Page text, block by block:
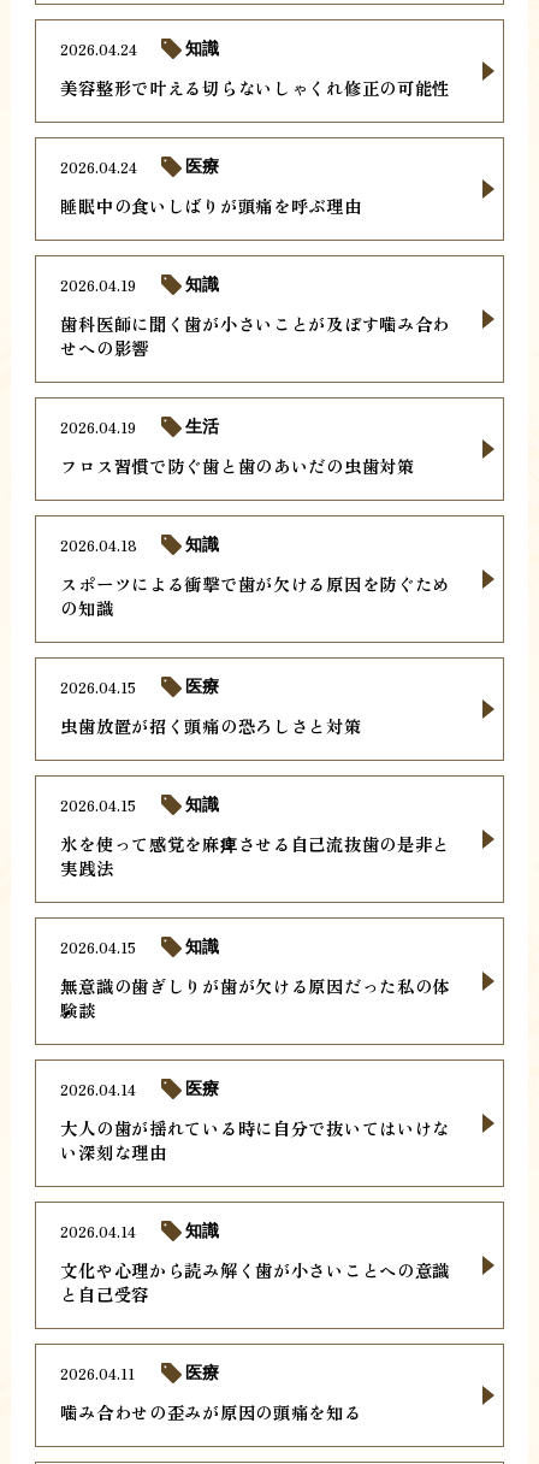
美容整形で叶える切らないしゃくれ修正の可能性
2026.04.24 知識
睡眠中の食いしばりが頭痛を呼ぶ理由
2026.04.24 医療
歯科医師に聞く歯が小さいことが及ぼす噛み合わ
せへの影響
2026.04.19 知識
フロス習慣で防ぐ歯と歯のあいだの虫歯対策
2026.04.19 生活
スポーツによる衝撃で歯が欠ける原因を防ぐため
の知識
2026.04.18 知識
虫歯放置が招く頭痛の恐ろしさと対策
2026.04.15 医療
氷を使って感覚を麻痺させる自己流抜歯の是非と
実践法
2026.04.15 知識
無意識の歯ぎしりが歯が欠ける原因だった私の体
験談
2026.04.15 知識
大人の歯が揺れている時に自分で抜いてはいけな
い深刻な理由
2026.04.14 医療
文化や心理から読み解く歯が小さいことへの意識
と自己受容
2026.04.14 知識
噛み合わせの歪みが原因の頭痛を知る
2026.04.11 医療